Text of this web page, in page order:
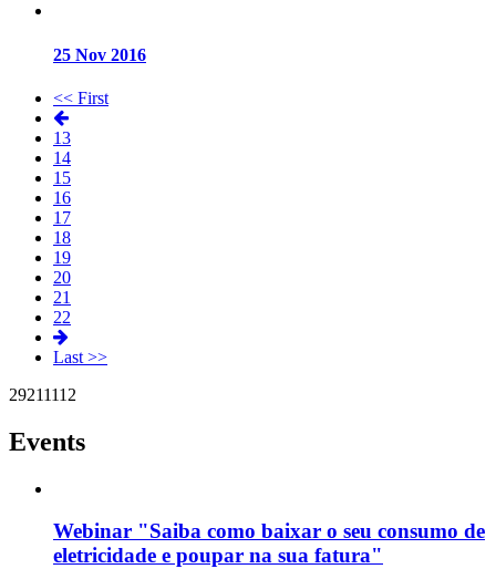
25 Nov 2016
<< First
13
14
15
16
17
18
19
20
21
22
Last >>
29211112
Events
Webinar "Saiba como baixar o seu consumo de
eletricidade e poupar na sua fatura"